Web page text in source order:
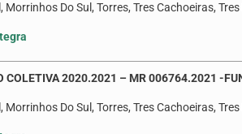
Morrinhos Do Sul, Torres, Tres Cachoeiras,
COLETIVA 2020.2021 – MR 006764.2021 -
Morrinhos Do Sul, Torres, Tres Cachoeiras,